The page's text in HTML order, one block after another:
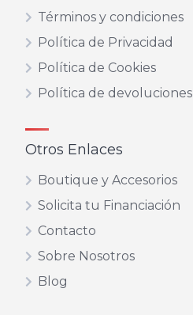
Términos y condiciones
Política de Privacidad
Política de Cookies
Política de devoluciones
Otros Enlaces
Boutique y Accesorios
Solicita tu Financiación
Contacto
Sobre Nosotros
Blog